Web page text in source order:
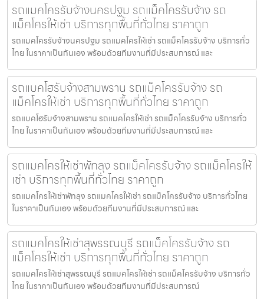
รถแมคโครรับจ้างนครปฐม รถแม็คโครรับจ้าง รถ
แม็คโครให้เช่า บริการทุกพื้นที่ทั่วไทย ราคาถูก
รถแมคโครรับจ้างนครปฐม รถแมคโครให้เช่า รถแม็คโครรับจ้าง บริการทั่ว
ไทย ในราคาเป็นกันเอง พร้อมด้วยทีมงานที่มีประสบการณ์ และ
รถแบคโฮรับจ้างสามพราน รถแม็คโครรับจ้าง รถ
แม็คโครให้เช่า บริการทุกพื้นที่ทั่วไทย ราคาถูก
รถแบคโฮรับจ้างสามพราน รถแมคโครให้เช่า รถแม็คโครรับจ้าง บริการทั่ว
ไทย ในราคาเป็นกันเอง พร้อมด้วยทีมงานที่มีประสบการณ์ และ
รถแมคโครให้เช่าพัทลุง รถแม็คโครรับจ้าง รถแม็คโครให้
เช่า บริการทุกพื้นที่ทั่วไทย ราคาถูก
รถแมคโครให้เช่าพัทลุง รถแมคโครให้เช่า รถแม็คโครรับจ้าง บริการทั่วไทย
ในราคาเป็นกันเอง พร้อมด้วยทีมงานที่มีประสบการณ์ และ
รถแมคโครให้เช่าสุพรรณบุรี รถแม็คโครรับจ้าง รถ
แม็คโครให้เช่า บริการทุกพื้นที่ทั่วไทย ราคาถูก
รถแมคโครให้เช่าสุพรรณบุรี รถแมคโครให้เช่า รถแม็คโครรับจ้าง บริการทั่ว
ไทย ในราคาเป็นกันเอง พร้อมด้วยทีมงานที่มีประสบการณ์